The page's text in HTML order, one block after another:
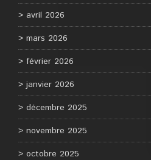
avril 2026
mars 2026
février 2026
janvier 2026
décembre 2025
novembre 2025
octobre 2025